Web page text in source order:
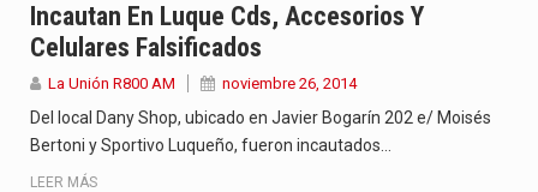
Incautan En Luque Cds, Accesorios Y
Celulares Falsificados
La Unión R800 AM noviembre 26, 2014
Del local Dany Shop, ubicado en Javier Bogarín 202 e/ Moisés
Bertoni y Sportivo Luqueño, fueron incautados…
LEER MÁS